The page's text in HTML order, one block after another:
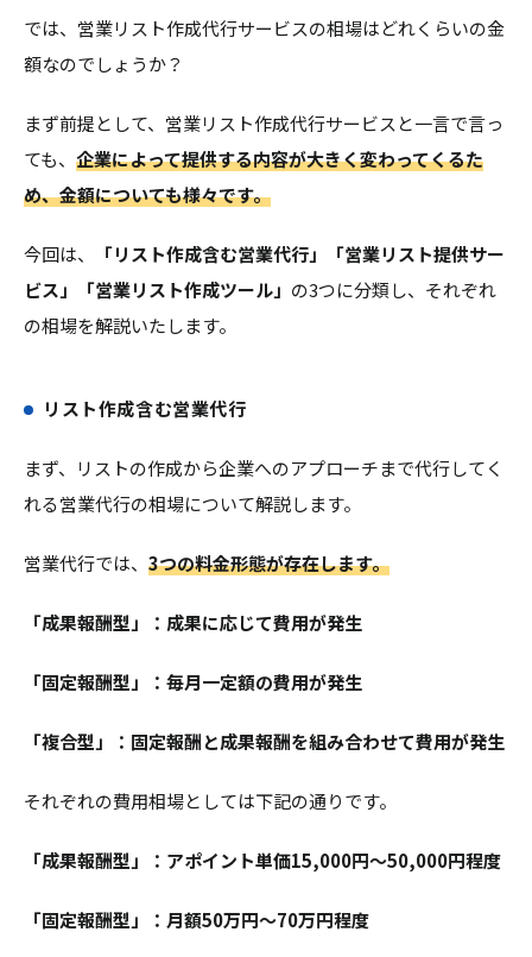
では、営業リスト作成代行サービスの相場はどれくらいの金
額なのでしょうか？
まず前提として、営業リスト作成代行サービスと一言で言っ
ても、 企業によって提供する内容が大きく変わってくるた
め、金額についても様々です。
今回は、
「リスト作成含む営業代行」「営業リスト提供サー
ビス」「営業リスト作成ツール」 の3つに分類し、それぞれ
の相場を解説いたします。
リスト作成含む営業代行
まず、リストの作成から企業へのアプローチまで代行してく
れる営業代行の相場について解説します。
営業代行では、 3つの料金形態が存在します。
「成果報酬型」：成果に応じて費用が発生
「固定報酬型」：毎月一定額の費用が発生
「複合型」：固定報酬と成果報酬を組み合わせて費用が発生
それぞれの費用相場としては下記の通りです。
「成果報酬型」：アポイント単価15,000円～50,000円程度
「固定報酬型」：月額50万円～70万円程度